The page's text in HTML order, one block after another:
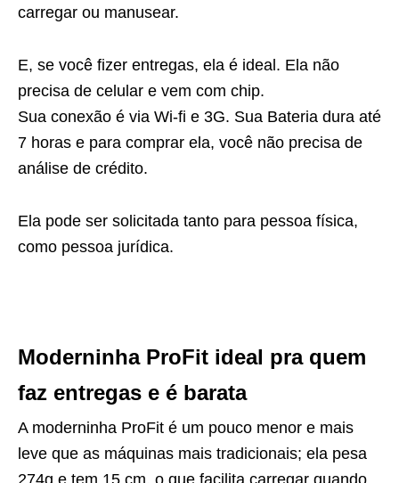
carregar ou manusear.
E, se você fizer entregas, ela é ideal. Ela não
precisa de celular e vem com chip.
Sua conexão é via Wi-fi e 3G. Sua Bateria dura até
7 horas e para comprar ela, você não precisa de
análise de crédito.
Ela pode ser solicitada tanto para pessoa física,
como pessoa jurídica.
Moderninha ProFit ideal pra quem
faz entregas e é barata
A moderninha ProFit é um pouco menor e mais
leve que as máquinas mais tradicionais; ela pesa
274g e tem 15 cm, o que facilita carregar quando